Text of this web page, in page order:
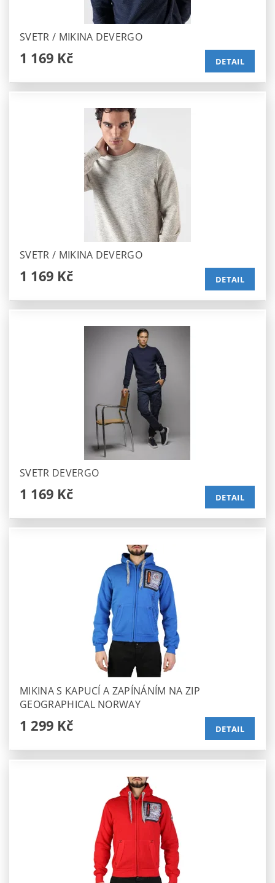
SVETR / MIKINA DEVERGO
1 169 Kč DETAIL
SVETR / MIKINA DEVERGO
1 169 Kč DETAIL
SVETR DEVERGO
1 169 Kč DETAIL
MIKINA S KAPUCÍ A ZAPÍNÁNÍM NA ZIP
GEOGRAPHICAL NORWAY
1 299 Kč DETAIL